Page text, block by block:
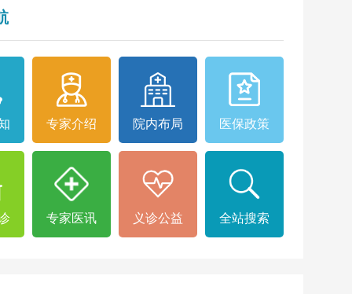
专家介绍 院内布局 医保政策
专家医讯 义诊公益 全站搜索